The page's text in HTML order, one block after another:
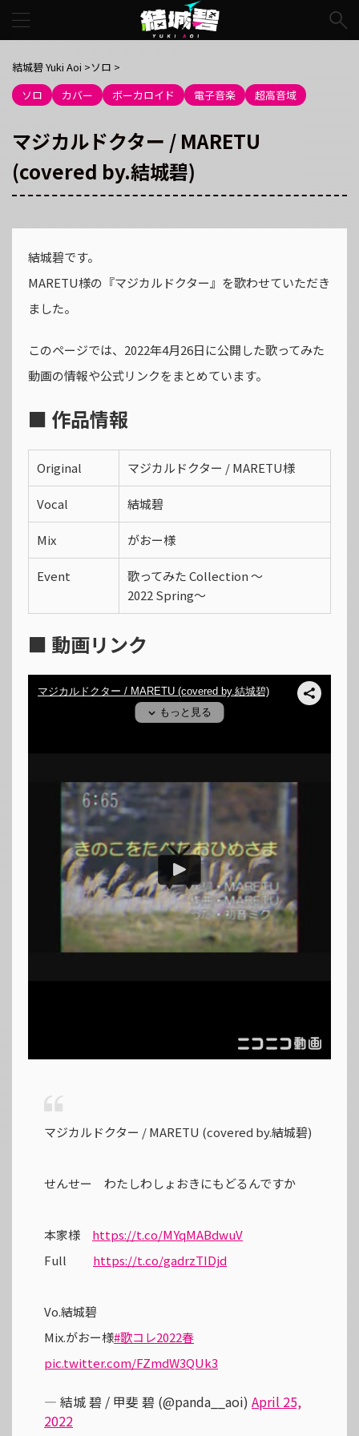
結城碧 Yuki Aoi >ソロ >
ソロ
カバー ボーカロイド 電子音楽 超高音域
マジカルドクター / MARETU
(covered by.結城碧)
結城碧です。
MARETU様の『マジカルドクター』を歌わせていただき
ました。
このページでは、2022年4月26日に公開した歌ってみた
動画の情報や公式リンクをまとめています。
■ 作品情報
Original マジカルドクター / MARETU様
Vocal 結城碧
Mix がおー様
Event
歌ってみた Collection 〜
2022 Spring〜
■ 動画リンク
マジカルドクター / MARETU (covered by.結城碧)
せんせー わたしわしょおきにもどるんですか
本家様 https://t.co/MYqMABdwuV
Full https://t.co/gadrzTIDjd
Vo.結城碧
Mix.がおー様#歌コレ2022春
pic.twitter.com/FZmdW3QUk3
— 結城 碧 / 甲斐 碧 (@panda__aoi) April 25,
2022